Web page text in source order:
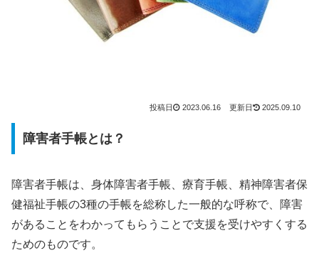
2023.06.16 2025.09.10
障害者手帳とは？
障害者手帳は、身体障害者手帳、療育手帳、精神障害者保
健福祉手帳の3種の手帳を総称した一般的な呼称で、障害
があることをわかってもらうことで支援を受けやすくする
ためのものです。